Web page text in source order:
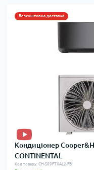
Безкоштовна доставка
Кондиціонер
CONTINENTAL
Код товару: CH-S09FTXAL2-FB